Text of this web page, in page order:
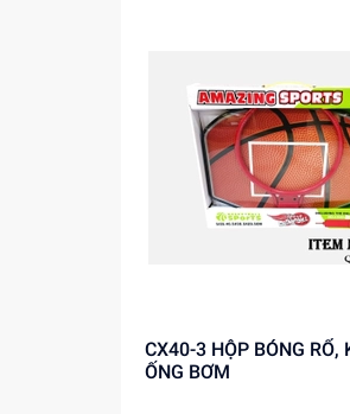
CX40-3 HỘP BÓNG RỔ, KHUNG,
ỐNG BƠM